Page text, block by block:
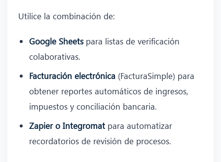
Utilice la combinación de:
Google Sheetspara listas de verificación
colaborativas.
Facturación electrónica (FacturaSimple) para
obtener reportes automáticos de ingresos,
impuestos y conciliación bancaria.
Zapier o Integromat para automatizar
recordatorios de revisión de procesos.